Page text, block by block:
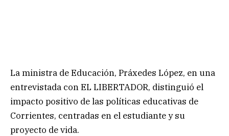
La ministra de Educación, Práxedes López, en una
entrevistada con EL LIBERTADOR, distinguió el
impacto positivo de las políticas educativas de
Corrientes, centradas en el estudiante y su
proyecto de vida.